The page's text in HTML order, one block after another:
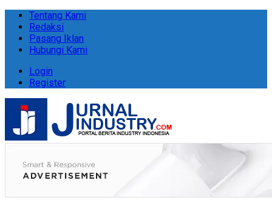
Tentang Kami
Redaksi
Pasang Iklan
Hubungi Kami
Login
Register